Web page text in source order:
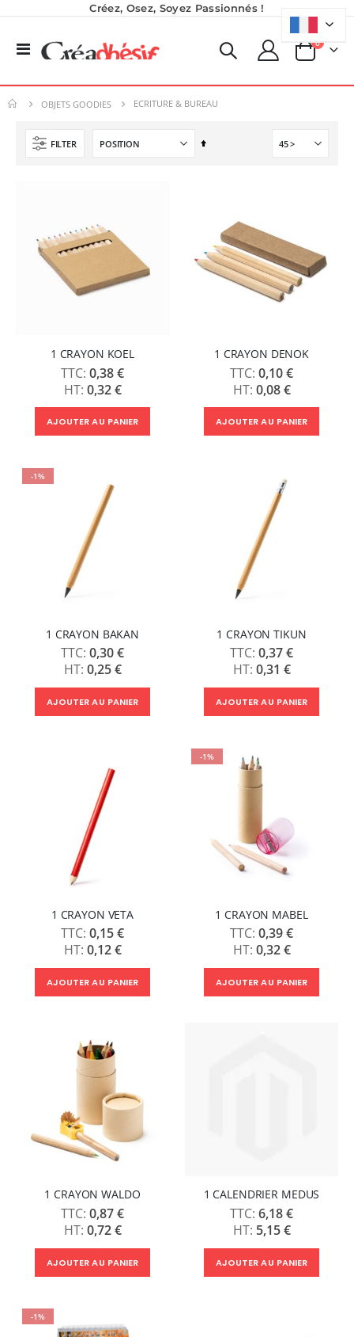
Créez, Osez, Soyez Passionnés !
Basculer
Panier
0produits
OBJETS GOODIES ECRITURE & BUREAU
FILTER
Par
1 CRAYON KOEL
0,38 €
0,32 €
AJOUTER AU PANIER
1 CRAYON DENOK
0,10 €
0,08 €
AJOUTER AU PANIER
-1%
1 CRAYON BAKAN
0,30 €
0,25 €
AJOUTER AU PANIER
1 CRAYON TIKUN
0,37 €
0,31 €
AJOUTER AU PANIER
1 CRAYON VETA
0,15 €
0,12 €
AJOUTER AU PANIER
-1%
1 CRAYON MABEL
0,39 €
0,32 €
AJOUTER AU PANIER
1 CRAYON WALDO
0,87 €
0,72 €
AJOUTER AU PANIER
1 CALENDRIER MEDUS
6,18 €
5,15 €
AJOUTER AU PANIER
-1%
9,90 €
8,25 €
À partir de
0%
8 990,00 €
7 491,67 €
Pack 6L Encres pour transfert DTF avec solution de nettoyage
Rating:
0%
59,99 €
49,99 €
1 621,14 €
1 350,95 €